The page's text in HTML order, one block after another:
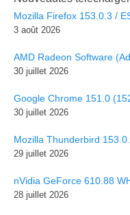
Mozilla Firefox 153.0.3 /
3 août 2026
AMD Radeon Software
30 juillet 2026
Google Chrome 151.0
30 juillet 2026
Mozilla Thunderbird
29 juillet 2026
nVidia GeForce 610.88
28 juillet 2026